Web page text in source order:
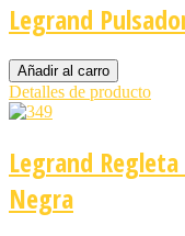
Legrand
Detalles de producto
Legrand
Negra